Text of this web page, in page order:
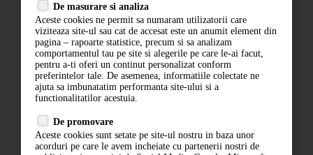
Politica de confidentialitate
ANPC
ABONARE LA NEWSLETTER
De masurare si analiza
Aceste cookies ne permit sa numaram utilizatorii care
viziteaza site-ul sau cat de accesat este un anumit element din
pagina – rapoarte statistice, precum si sa analizam
comportamentul tau pe site si alegerile pe care le-ai facut,
pentru a-ti oferi un continut personalizat conform
preferintelor tale. De asemenea, informatiile colectate ne
ajuta sa imbunatatim performanta site-ului si a
functionalitatilor acestuia.
De promovare
Aceste cookies sunt setate pe site-ul nostru in baza unor
acorduri pe care le avem incheiate cu partenerii nostri de